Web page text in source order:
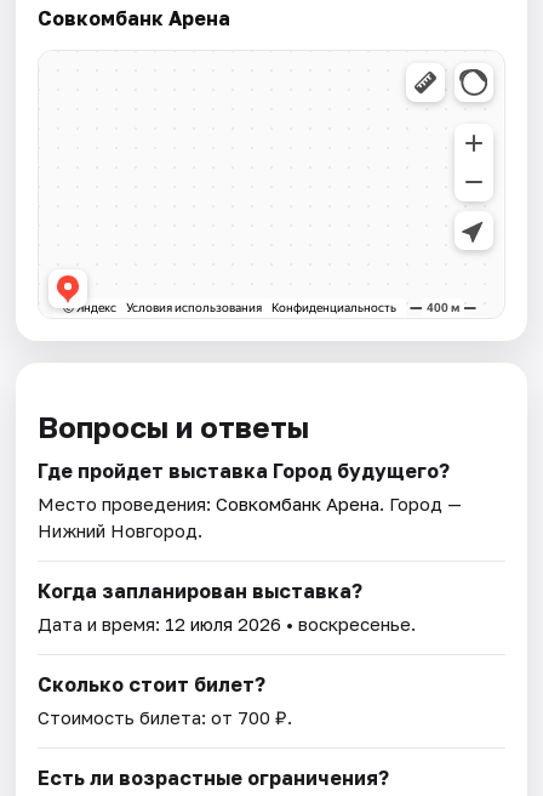
Совкомбанк Арена
Вопросы и ответы
Где пройдет выставка Город будущего?
Место проведения:Совкомбанк Арена . Город —
Нижний Новгород.
Когда запланирован выставка?
Дата и время: 12 июля 2026 • воскресенье.
Сколько стоит билет?
Стоимость билета: от 700 ₽.
Есть ли возрастные ограничения?